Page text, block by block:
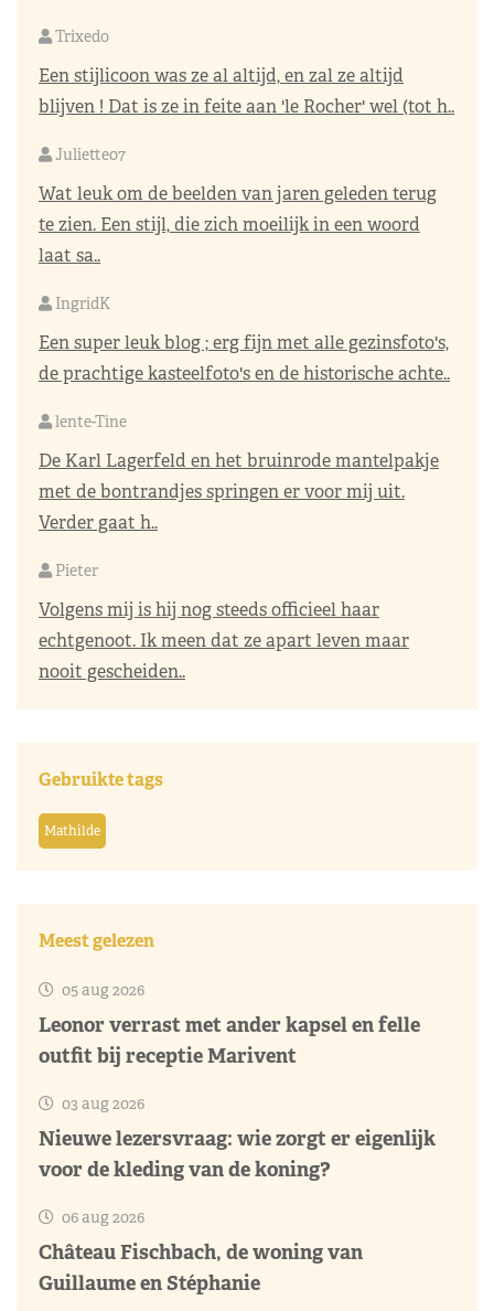
Trixedo
Een stijlicoon was ze al altijd, en zal ze altijd
blijven ! Dat is ze in feite aan 'le Rocher' wel (tot h..
Juliette07
Wat leuk om de beelden van jaren geleden terug
te zien. Een stijl, die zich moeilijk in een woord
laat sa..
IngridK
Een super leuk blog ; erg fijn met alle gezinsfoto's,
de prachtige kasteelfoto's en de historische achte..
lente-Tine
De Karl Lagerfeld en het bruinrode mantelpakje
met de bontrandjes springen er voor mij uit.
Verder gaat h..
Pieter
Volgens mij is hij nog steeds officieel haar
echtgenoot. Ik meen dat ze apart leven maar
nooit gescheiden..
Gebruikte tags
Mathilde
Meest gelezen
05 aug 2026
Leonor verrast met ander kapsel en felle
outfit bij receptie Marivent
03 aug 2026
Nieuwe lezersvraag: wie zorgt er eigenlijk
voor de kleding van de koning?
06 aug 2026
Château Fischbach, de woning van
Guillaume en Stéphanie